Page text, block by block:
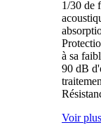
1/30 de
à sa
90 dB
Voir